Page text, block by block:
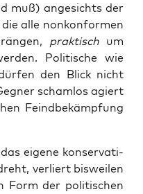
muß) ange­sichts der
alle non­kon­for­men
prak­tisch um
Poli­ti­sche wie
den Blick nicht
scham­los agiert
Feind­be­kämp­fung
eige­ne kon­ser­va­ti­
ver­liert bis­wei­len
Form der poli­ti­schen